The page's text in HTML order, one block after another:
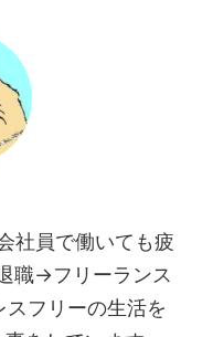
社員で働いても疲
職→フリーランス
フリーの生活を